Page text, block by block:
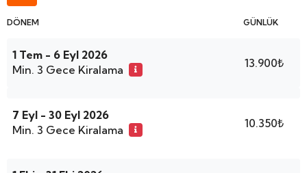
DÖNEM GÜNLÜK
1 Tem - 6 Eyl 2026
Min. 3 Gece Kiralama
13.900₺
7 Eyl - 30 Eyl 2026
Min. 3 Gece Kiralama
10.350₺